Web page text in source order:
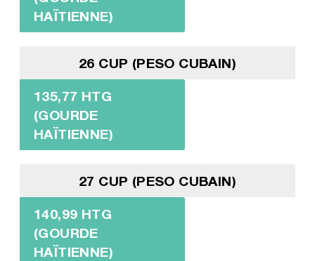
HAÏTIENNE)
26 CUP (PESO CUBAIN)
135,77 HTG
(GOURDE
HAÏTIENNE)
27 CUP (PESO CUBAIN)
140,99 HTG
(GOURDE
HAÏTIENNE)